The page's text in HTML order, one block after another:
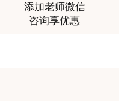
的试卷中抽出10
超过2分。这个人所
，重新评分
和孙琦两位老师的课
添加老师微信
咨询享优惠